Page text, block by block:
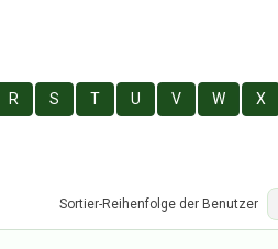
R S T U V W X
Sortier-Reihenfolge der Benutzer